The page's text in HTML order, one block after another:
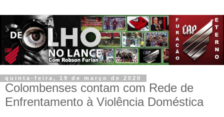
quinta-feira, 19 de março de 2020
Colombenses contam com Rede de
Enfrentamento à Violência Doméstica